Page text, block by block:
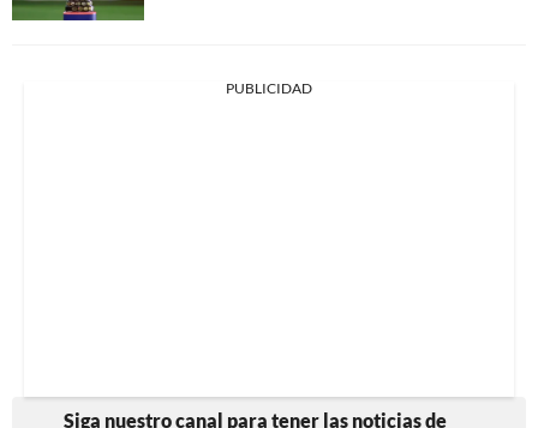
PUBLICIDAD
Siga nuestro canal para tener las noticias de